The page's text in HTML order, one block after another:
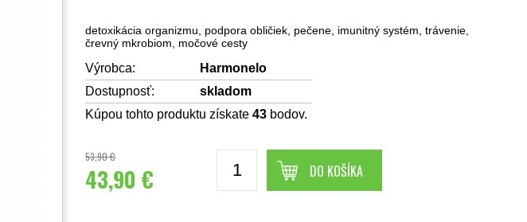
detoxikácia organizmu, podpora obličiek, pečene, imunitný systém, trávenie,
črevný mkrobiom, močové cesty
Výrobca:
Harmonelo
Dostupnosť:
skladom
Kúpou tohto produktu získate43 bodov.
53,90 €
43,90 € DO KOŠÍKA